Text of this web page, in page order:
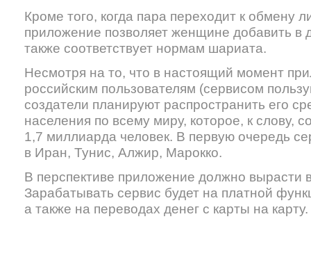
Кроме того, когда пара переходит к обмену
приложение позволяет женщине добавить в
также соответствует нормам шариата.
Несмотря на то, что в настоящий момент
российским пользователям (сервисом
создатели планируют распространить его
населения по всему миру, которое, к слову,
1,7 миллиарда человек. В первую очередь
в Иран, Тунис, Алжир, Марокко.
В перспективе приложение должно вырасти
Зарабатывать сервис будет на платной
а также на переводах денег с карты на карту.